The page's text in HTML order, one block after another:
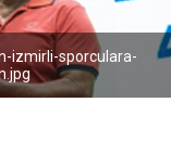
izmirli-sporculara-